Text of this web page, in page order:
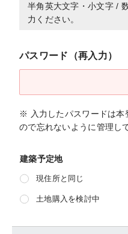
半角英大文字・小文字 /
力ください。
パスワード（再入力）
※ 入力したパスワードは本
ので忘れないように管理し
建築予定地
現住所と同じ
土地購入を検討中